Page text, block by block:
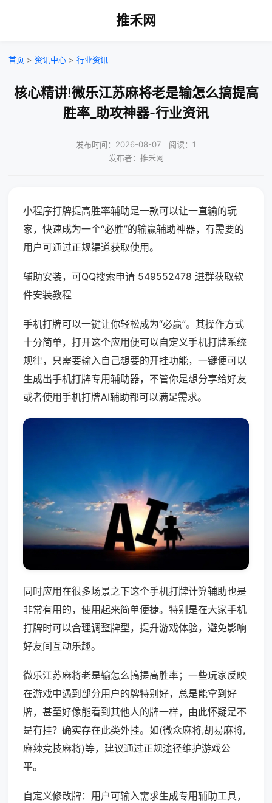
推禾网
首页 > 资讯中心 > 行业资讯
核心精讲!微乐江苏麻将老是输怎么搞提高
胜率_助攻神器-行业资讯
发布时间：2026-08-07｜阅读：1
发布者：推禾网
小程序打牌提高胜率辅助是一款可以让一直输的玩
家，快速成为一个“必胜”的输赢辅助神器，有需要的
用户可通过正规渠道获取使用。
辅助安装，可QQ搜索申请 549552478 进群获取软
件安装教程
手机打牌可以一键让你轻松成为“必赢”。其操作方式
十分简单，打开这个应用便可以自定义手机打牌系统
规律，只需要输入自己想要的开挂功能，一键便可以
生成出手机打牌专用辅助器，不管你是想分享给好友
或者使用手机打牌AI辅助都可以满足需求。
同时应用在很多场景之下这个手机打牌计算辅助也是
非常有用的，使用起来简单便捷。特别是在大家手机
打牌时可以合理调整牌型，提升游戏体验，避免影响
好友间互动乐趣。
微乐江苏麻将老是输怎么搞提高胜率；一些玩家反映
在游戏中遇到部分用户的牌特别好，总是能拿到好
牌，甚至好像能看到其他人的牌一样，由此怀疑是不
是有挂？确实存在此类外挂。如(微众麻将,胡易麻将,
麻辣竞技麻将)等，建议通过正规途径维护游戏公
平。
自定义修改牌：用户可输入需求生成专用辅助工具，